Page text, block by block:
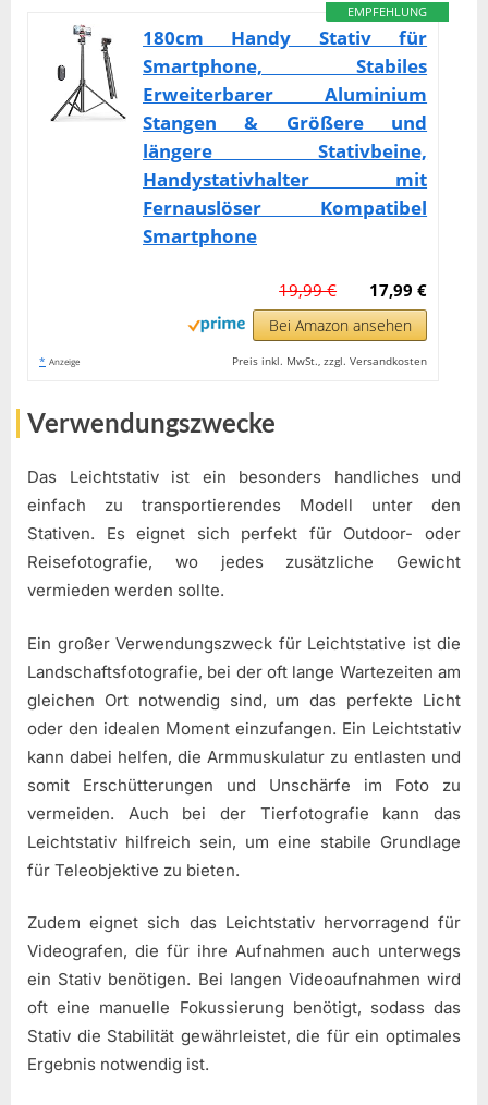
EMPFEHLUNG
180cm Handy Stativ für
Smartphone, Stabiles
Erweiterbarer Aluminium
Stangen & Größere und
längere Stativbeine,
Handystativhalter mit
Fernauslöser Kompatibel
Smartphone
17,99 €
19,99 €
Bei Amazon ansehen
* Anzeige Preis inkl. MwSt., zzgl. Versandkosten
Verwendungszwecke
Das Leichtstativ ist ein besonders handliches und
einfach zu transportierendes Modell unter den
Stativen. Es eignet sich perfekt für Outdoor- oder
Reisefotografie, wo jedes zusätzliche Gewicht
vermieden werden sollte.
Ein großer Verwendungszweck für Leichtstative ist die
Landschaftsfotografie, bei der oft lange Wartezeiten am
gleichen Ort notwendig sind, um das perfekte Licht
oder den idealen Moment einzufangen. Ein Leichtstativ
kann dabei helfen, die Armmuskulatur zu entlasten und
somit Erschütterungen und Unschärfe im Foto zu
vermeiden. Auch bei der Tierfotografie kann das
Leichtstativ hilfreich sein, um eine stabile Grundlage
für Teleobjektive zu bieten.
Zudem eignet sich das Leichtstativ hervorragend für
Videografen, die für ihre Aufnahmen auch unterwegs
ein Stativ benötigen. Bei langen Videoaufnahmen wird
oft eine manuelle Fokussierung benötigt, sodass das
Stativ die Stabilität gewährleistet, die für ein optimales
Ergebnis notwendig ist.